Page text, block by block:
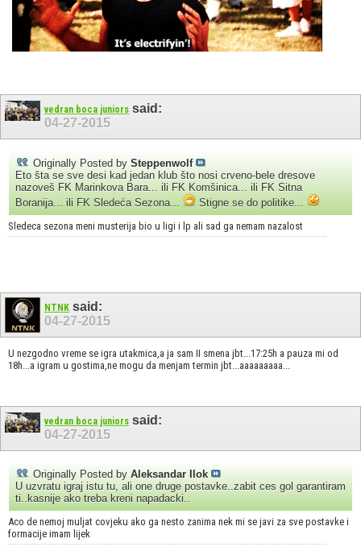
vedran boca juniors said:
04-27-2015
Originally Posted by Steppenwolf
Eto šta se sve desi kad jedan klub što nosi crveno-bele dresove
nazoveš FK Marinkova Bara... ili FK Komšinica... ili FK Sitna
Boranija... ili FK Sledeća Sezona...
Stigne se do politike...
Sledeca sezona meni musterija bio u ligi i lp ali sad ga nemam nazalost
NTNK said:
04-27-2015
U nezgodno vreme se igra utakmica,a ja sam II smena jbt...17:25h a pauza mi od
18h...a igram u gostima,ne mogu da menjam termin jbt...aaaaaaaaa...
vedran boca juniors said:
04-27-2015
Originally Posted by Aleksandar Ilok
U uzvratu igraj istu tu, ali one druge postavke..zabit ces gol garantiram
ti..kasnije ako treba kreni napadacki..
Aco de nemoj muljat covjeku ako ga nesto zanima nek mi se javi za sve postavke i
formacije imam lijek